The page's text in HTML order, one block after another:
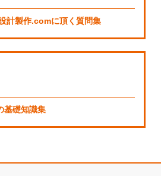
計製作.comに頂く質問集
基礎知識集